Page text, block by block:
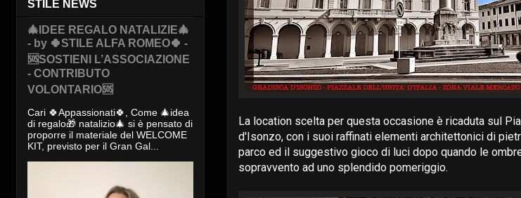
La location scelta per questa occasione è ricaduta sul
d'Isonzo, con i suoi raffinati elementi architettonici di
parco ed il suggestivo gioco di luci dopo quando le
sopravvento ad uno splendido pomeriggio.
STILE NEWS
🎄IDEE REGALO NATALIZIE🎄
- by 🍀STILE ALFA ROMEO🍀 -
🆘SOSTIENI L’ASSOCIAZIONE
- CONTRIBUTO
VOLONTARIO🆘
Cari 🍀Appassionati🍀, Come 🎄idea
di regalo🎁 natalizio🎄 si è pensato di
proporre il materiale del WELCOME
KIT, previsto per il Gran Gal...